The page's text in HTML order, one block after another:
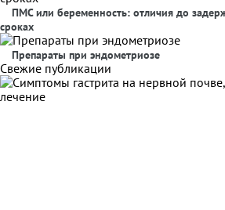
ПМС или беременность: отличия до
сроках
Препараты при эндометриозе
Свежие публикации